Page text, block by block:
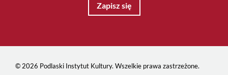
Zapisz się
© 2026 Podlaski Instytut Kultury. Wszelkie prawa zastrzeżone.